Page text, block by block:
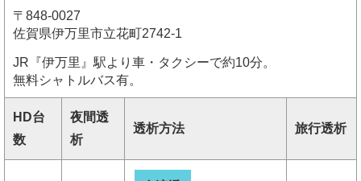
〒848-0027
佐賀県伊万里市立花町2742-1
JR『伊万里』駅より車・タクシーで約10分。
無料シャトルバス有。
HD台
数
夜間透
析
透析方法 旅行透析